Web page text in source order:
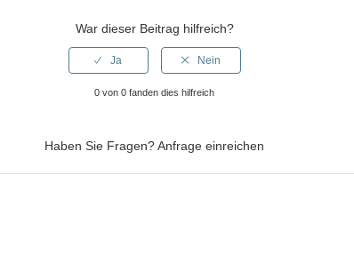
War dieser Beitrag hilfreich?
0 von 0 fanden dies hilfreich
Haben Sie Fragen?Anfrage einreichen